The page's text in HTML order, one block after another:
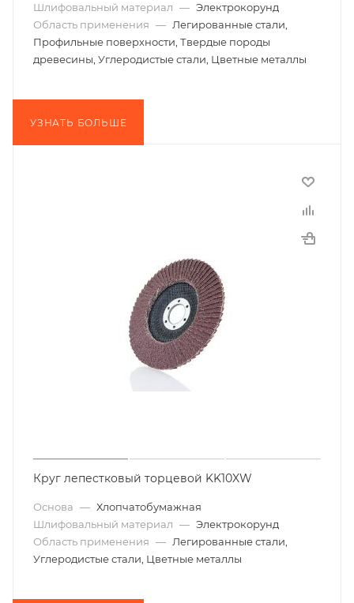
Шлифовальный материал — Электрокорунд
Область применения — Легированные стали,
Профильные поверхности, Твердые породы
древесины, Углеродистые стали, Цветные металлы
УЗНАТЬ БОЛЬШЕ
Круг лепестковый торцевой KK10XW
Основа — Хлопчатобумажная
Шлифовальный материал — Электрокорунд
Область применения — Легированные стали,
Углеродистые стали, Цветные металлы